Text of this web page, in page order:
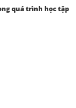
quá trình học tập